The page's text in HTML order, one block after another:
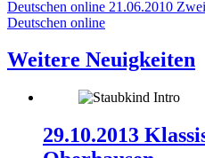
Deutschen online 21.06.2010
Deutschen online
Weitere Neuigkeiten
29.10.2013